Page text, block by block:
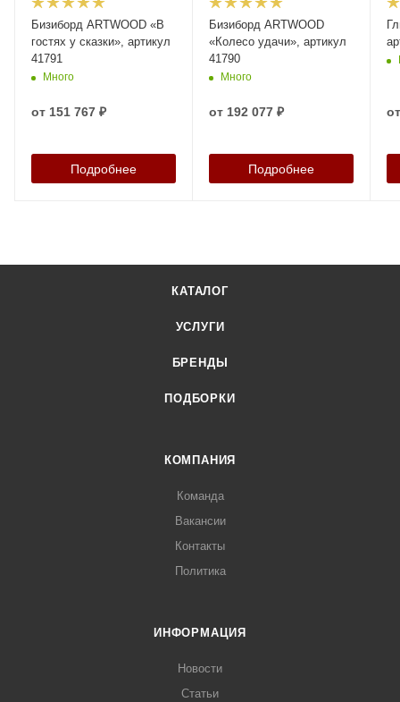
Бизиборд ARTWOOD «В
гостях у сказки», артикул
41791
Много
от 151 767 ₽
Подробнее
Бизиборд ARTWOOD
«Колесо удачи», артикул
41790
Много
от 192 077 ₽
Подробнее
КАТАЛОГ
УСЛУГИ
БРЕНДЫ
ПОДБОРКИ
КОМПАНИЯ
Команда
Вакансии
Контакты
Политика
ИНФОРМАЦИЯ
Новости
Статьи